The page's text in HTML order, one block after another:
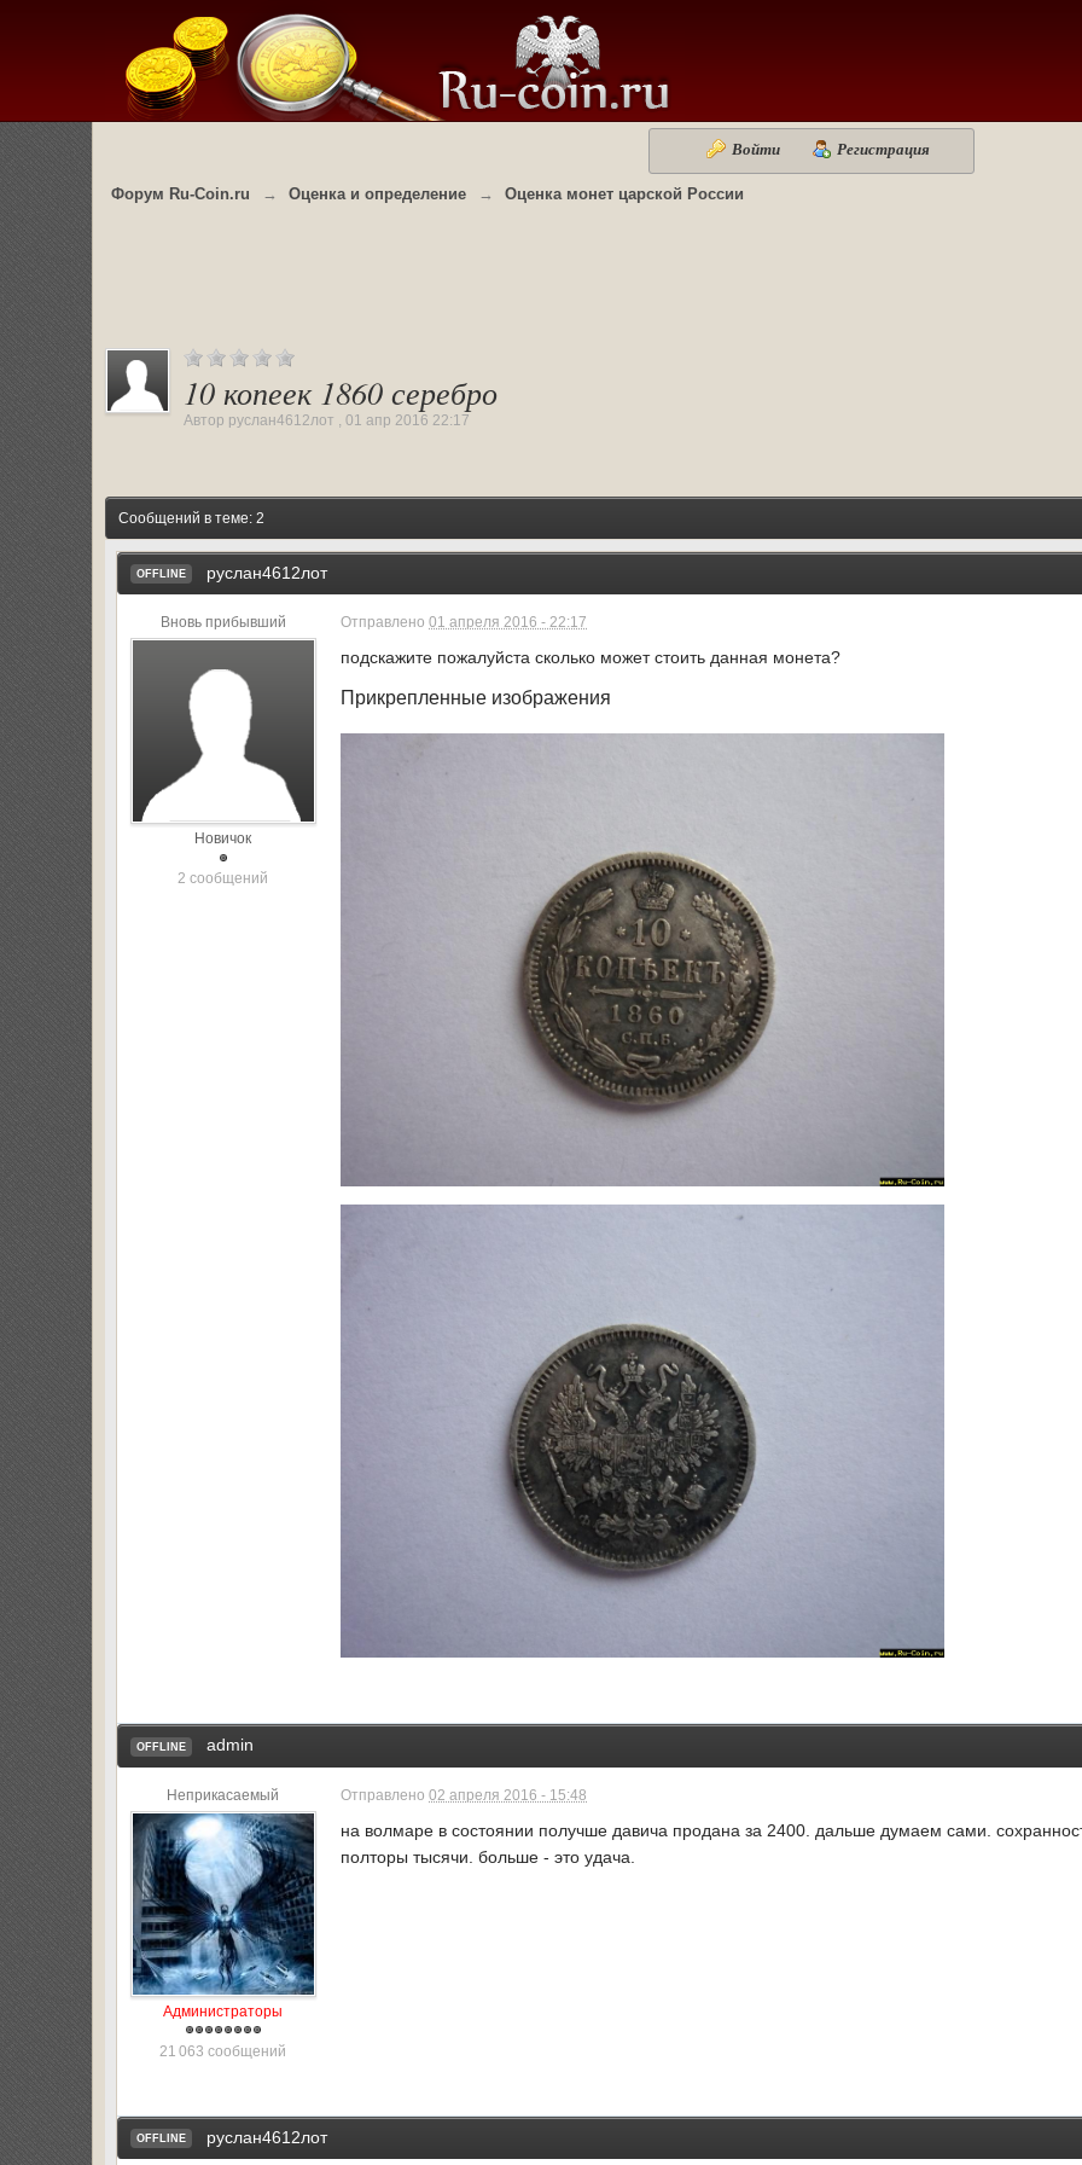
Войти Регистрация
Форум Ru-Coin.ru → Оценка и определение → Оценка монет царской России
10 копеек 1860 серебро
Автор руслан4612лот ,01 апр 2016 22:17
Сообщений в теме: 2
OFFLINE руслан4612лот
Вновь прибывший
Новичок
2 сообщений
Отправлено01 апреля 2016 - 22:17
подскажите пожалуйста сколько может стоить данная монета?
Прикрепленные изображения
OFFLINE admin
Неприкасаемый
Администраторы
21 063 сообщений
Отправлено02 апреля 2016 - 15:48
на волмаре в состоянии получше давича продана за 2400. дальше думаем сами.
полторы тысячи. больше - это удача.
OFFLINE руслан4612лот